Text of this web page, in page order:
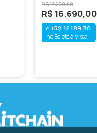
R$17.200,00
R$16.690,00
R$ 16.189,30
no Boleto à Vista